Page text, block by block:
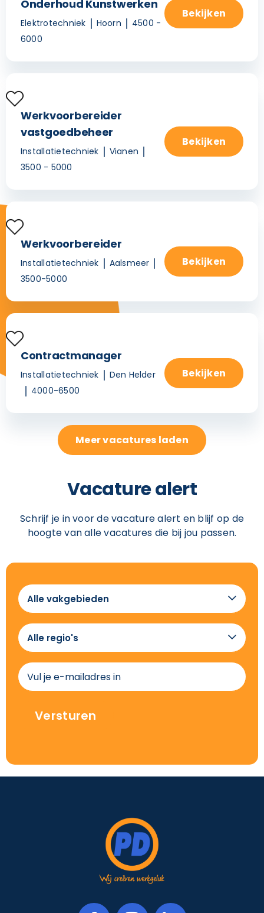
Onderhoud Kunstwerken
Elektrotechniek Hoorn
4500 -
6000
Bekijken
Werkvoorbereider
vastgoedbeheer
Installatietechniek
Vianen
3500 - 5000
Bekijken
Werkvoorbereider
Installatietechniek
Aalsmeer
3500-5000
Bekijken
Contractmanager
Installatietechniek
Den Helder
4000-6500
Bekijken
Meer vacatures laden
Vacature alert
Schrijf je in voor de vacature alert en blijf op de
hoogte van alle vacatures die bij jou passen.
Alle
vakgebieden

Alle
regio's
(Vereist)

E-
mailadres
Versturen